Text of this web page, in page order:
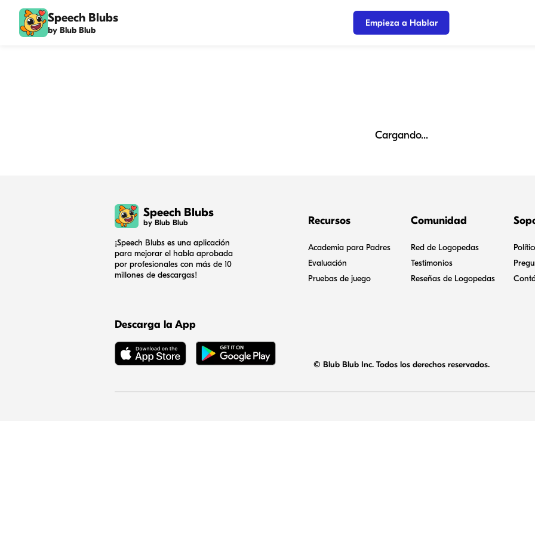
Speech Blubs
by Blub Blub
Empieza a Hablar
Cargando...
Speech Blubs
by Blub Blub
¡Speech Blubs es una aplicación
para mejorar el habla aprobada
por profesionales con más de 10
millones de descargas!
Recursos
Academia para Padres
Evaluación
Pruebas de juego
Comunidad
Red de Logopedas
Testimonios
Reseñas de Logopedas
Descarga la App
© Blub Blub Inc. Todos los derechos reservados.